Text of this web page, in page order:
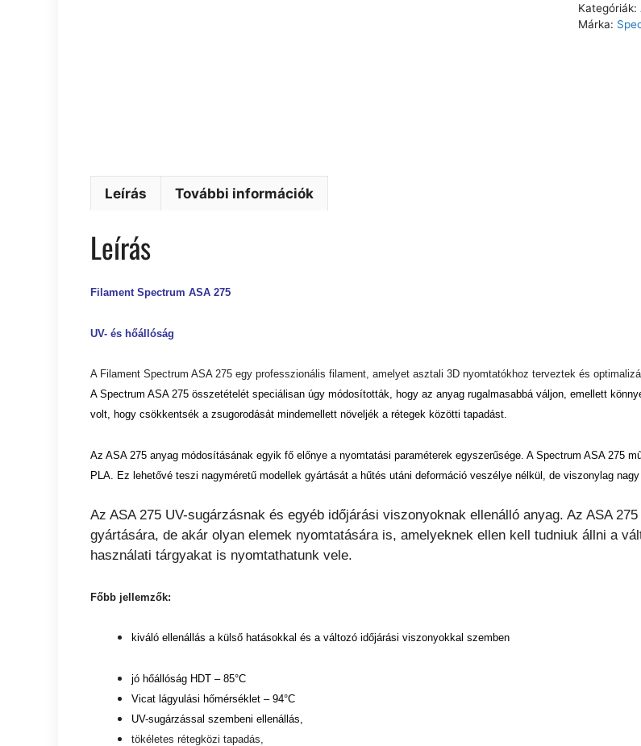
Kategóriák:
Márka:
Leírás További információk
Leírás
Filament Spectrum ASA 275
UV- és hőállóság
A Filament Spectrum ASA 275 egy professzionális filament, amelyet asztali 3D nyomtatókhoz terveztek és
A Spectrum ASA 275 összetételét speciálisan úgy módosították, hogy az anyag rugalmasabbá váljon, emellett
volt, hogy csökkentsék a zsugorodását mindemellett növeljék a rétegek közötti tapadást.
Az ASA 275 anyag módosításának egyik fő előnye a nyomtatási paraméterek egyszerűsége. A Spectrum ASA 275
PLA. Ez lehetővé teszi nagyméretű modellek gyártását a hűtés utáni deformáció veszélye nélkül, de viszonylag
Az ASA 275 UV-sugárzásnak és egyéb időjárási viszonyoknak ellenálló anyag. Az ASA
gyártására, de akár olyan elemek nyomtatására is, amelyeknek ellen kell tudniuk állni a
használati tárgyakat is nyomtathatunk vele.
Főbb jellemzők:
kiváló ellenállás a külső hatásokkal és a változó időjárási viszonyokkal szemben
jó hőállóság HDT – 85°C
Vicat lágyulási hőmérséklet – 94°C
UV-sugárzással szembeni ellenállás,
tökéletes rétegközi tapadás,